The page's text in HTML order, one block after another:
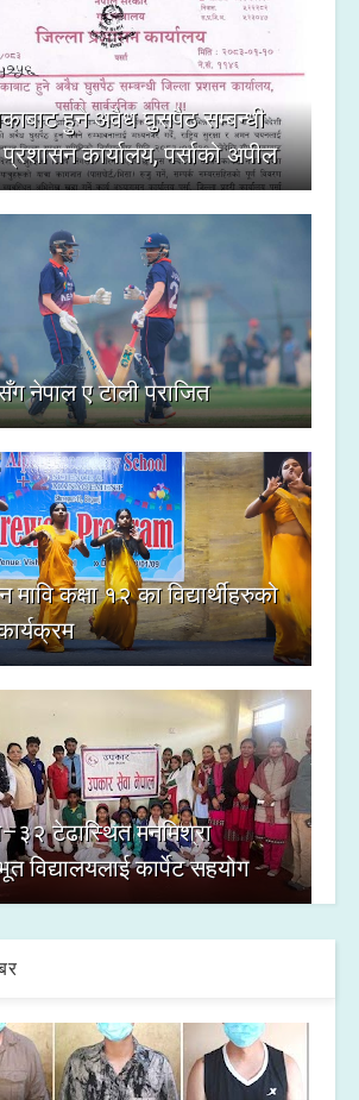
हुने अवैध घुसपैठ सम्बन्धी
कार्यालय, पर्साको अपील
नेपाल ए टोली पराजित
मावि कक्षा १२ का विद्यार्थीहरुको
टेढास्थित मनमिश्रा
विद्यालयलाई कार्पेट सहयोग